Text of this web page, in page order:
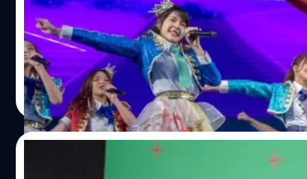
หลังจากที่ปล่อย Mv เพลง BNK Festival ไปเมื่อวันที่ 22 พ.ย
Mv กันไปแล้ว วันนี้ Mv ก็ก้าวข้าม 1 ล้านวิวไปได้แบบไม่เกินค
เนื้อเดียวกัน ก็ออก BNK48 Official Line Stickers &
ต่อเนื่องด้วยวานนี้ 24 พ.ย. 2561 ภายในงาน TOYOTA
โชว์ชุด และเพลงบนเวทีต่อหน้าแฟนคลับเป็นครั้งแรก ไปช
ftOBp18lw…
Meechok Dechpokasup | 2813 days ago
Read More